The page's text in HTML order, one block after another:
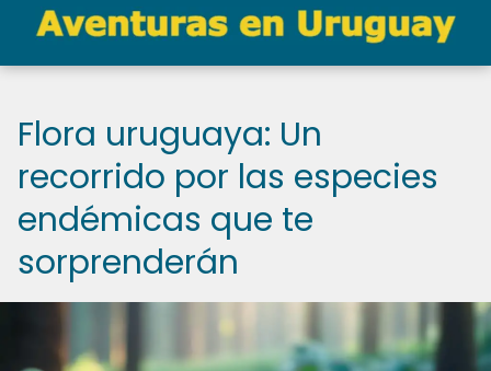
Flora uruguaya: Un
recorrido por las especies
endémicas que te
sorprenderán